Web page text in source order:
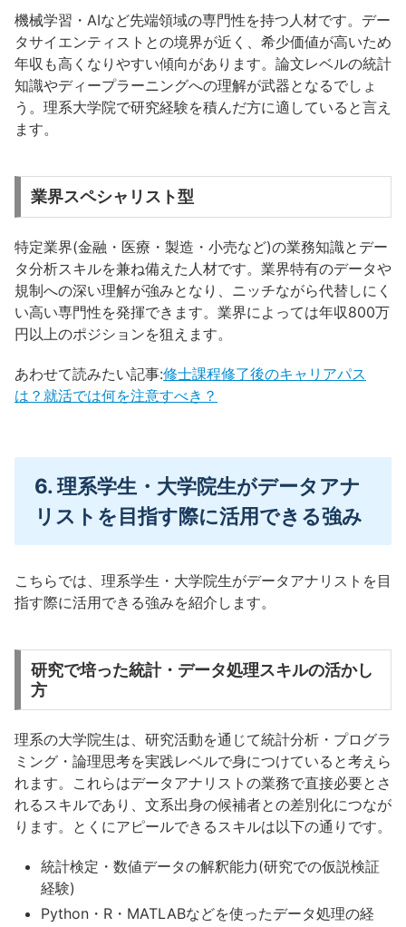
機械学習・AIなど先端領域の専門性を持つ人材です。デー
タサイエンティストとの境界が近く、希少価値が高いため
年収も高くなりやすい傾向があります。論文レベルの統計
知識やディープラーニングへの理解が武器となるでしょ
う。理系大学院で研究経験を積んだ方に適していると言え
ます。
業界スペシャリスト型
特定業界(金融・医療・製造・小売など)の業務知識とデー
タ分析スキルを兼ね備えた人材です。業界特有のデータや
規制への深い理解が強みとなり、ニッチながら代替しにく
い高い専門性を発揮できます。業界によっては年収800万
円以上のポジションを狙えます。
あわせて読みたい記事:修士課程修了後のキャリアパス
は？就活では何を注意すべき？
6. 理系学生・大学院生がデータアナ
リストを目指す際に活用できる強み
こちらでは、理系学生・大学院生がデータアナリストを目
指す際に活用できる強みを紹介します。
研究で培った統計・データ処理スキルの活かし
方
理系の大学院生は、研究活動を通じて統計分析・プログラ
ミング・論理思考を実践レベルで身につけていると考えら
れます。これらはデータアナリストの業務で直接必要とさ
れるスキルであり、文系出身の候補者との差別化につなが
ります。とくにアピールできるスキルは以下の通りです。
統計検定・数値データの解釈能力(研究での仮説検証
経験)
Python・R・MATLABなどを使ったデータ処理の経